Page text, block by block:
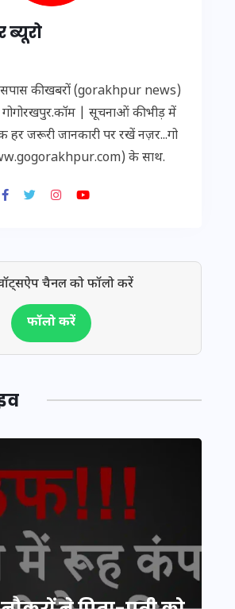
ब्यूरो
की खबरों (gorakhpur news)
| सूचनाओं की भीड़ में
जरूरी जानकारी पर रखें नज़र...गो
के साथ.
चैनल को फॉलो करें
फॉलो करें